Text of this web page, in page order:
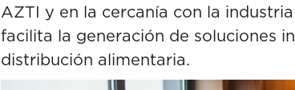
AZTI y en la cercanía con la
facilita la generación de soluciones
distribución alimentaria.